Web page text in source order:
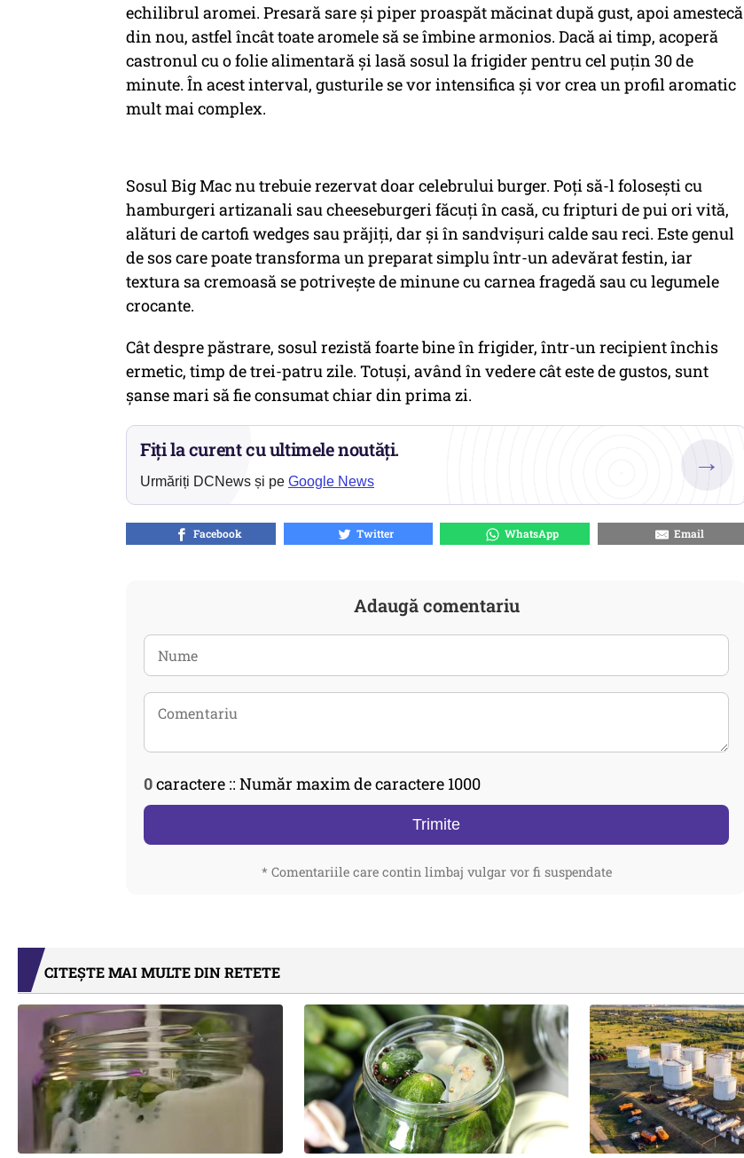
echilibrul aromei. Presară sare și piper proaspăt măcinat după gust, apoi amestecă
din nou, astfel încât toate aromele să se îmbine armonios. Dacă ai timp, acoperă
castronul cu o folie alimentară și lasă sosul la frigider pentru cel puțin 30 de
minute. În acest interval, gusturile se vor intensifica și vor crea un profil aromatic
mult mai complex.
Sosul Big Mac nu trebuie rezervat doar celebrului burger. Poți să-l folosești cu
hamburgeri artizanali sau cheeseburgeri făcuți în casă, cu fripturi de pui ori vită,
alături de cartofi wedges sau prăjiți, dar și în sandvișuri calde sau reci. Este genul
de sos care poate transforma un preparat simplu într-un adevărat festin, iar
textura sa cremoasă se potrivește de minune cu carnea fragedă sau cu legumele
crocante.
Cât despre păstrare, sosul rezistă foarte bine în frigider, într-un recipient închis
ermetic, timp de trei-patru zile. Totuși, având în vedere cât este de gustos, sunt
șanse mari să fie consumat chiar din prima zi.
Fiți la curent cu ultimele noutăți.
Urmăriți DCNews și pe Google News
→
Facebook Twitter WhatsApp Email
Adaugă comentariu
0caractere :: Număr maxim de caractere 1000
Trimite
* Comentariile care contin limbaj vulgar vor fi suspendate
CITEȘTE MAI MULTE DIN RETETE